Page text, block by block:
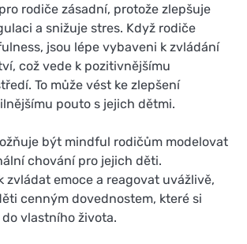
rodiče zásadní, protože zlepšuje
a snižuje stres. Když rodiče
jsou lépe vybaveni k zvládání
což vede k pozitivnějšímu
To může vést ke zlepšení
pouto s jejich dětmi.
být mindful rodičům modelovat
chování pro jejich děti.
zvládat emoce a reagovat uvážlivě,
cenným dovednostem, které si
vlastního života.